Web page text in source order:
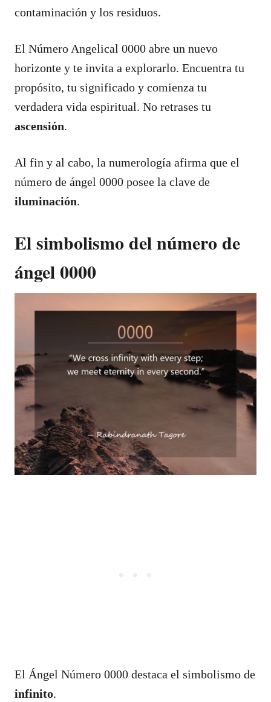
contaminación y los residuos.
El Número Angelical 0000 abre un nuevo
horizonte y te invita a explorarlo. Encuentra tu
propósito, tu significado y comienza tu
verdadera vida espiritual. No retrases tu
ascensión.
Al fin y al cabo, la numerología afirma que el
número de ángel 0000 posee la clave de
iluminación.
El simbolismo del número de
ángel 0000
El Ángel Número 0000 destaca el simbolismo de
infinito.